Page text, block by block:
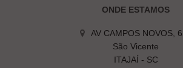
ONDE ESTAMOS
AV CAMPOS NOVOS,
São Vicente
ITAJAÍ - SC